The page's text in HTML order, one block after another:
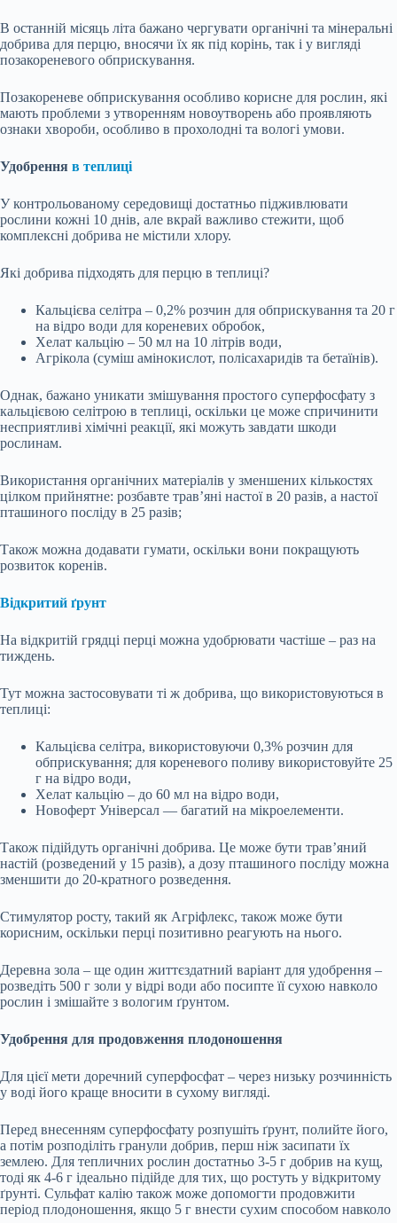
В останній місяць літа бажано чергувати органічні та мінеральні
добрива для перцю, вносячи їх як під корінь, так і у вигляді
позакореневого обприскування.
Позакореневе обприскування особливо корисне для рослин, які
мають проблеми з утворенням новоутворень або проявляють
ознаки хвороби, особливо в прохолодні та вологі умови.
Удобрення в теплиці
У контрольованому середовищі достатньо підживлювати
рослини кожні 10 днів, але вкрай важливо стежити, щоб
комплексні добрива не містили хлору.
Які добрива підходять для перцю в теплиці?
Кальцієва селітра – 0,2% розчин для обприскування та 20 г
на відро води для кореневих обробок,
Хелат кальцію – 50 мл на 10 літрів води,
Агрікола (суміш амінокислот, полісахаридів та бетаїнів).
Однак, бажано уникати змішування простого суперфосфату з
кальцієвою селітрою в теплиці, оскільки це може спричинити
несприятливі хімічні реакції, які можуть завдати шкоди
рослинам.
Використання органічних матеріалів у зменшених кількостях
цілком прийнятне: розбавте трав’яні настої в 20 разів, а настої
пташиного посліду в 25 разів;
Також можна додавати гумати, оскільки вони покращують
розвиток коренів.
Відкритий ґрунт
На відкритій грядці перці можна удобрювати частіше – раз на
тиждень.
Тут можна застосовувати ті ж добрива, що використовуються в
теплиці:
Кальцієва селітра, використовуючи 0,3% розчин для
обприскування; для кореневого поливу використовуйте 25
г на відро води,
Хелат кальцію – до 60 мл на відро води,
Новоферт Універсал — багатий на мікроелементи.
Також підійдуть органічні добрива. Це може бути трав’яний
настій (розведений у 15 разів), а дозу пташиного посліду можна
зменшити до 20-кратного розведення.
Стимулятор росту, такий як Агріфлекс, також може бути
корисним, оскільки перці позитивно реагують на нього.
Деревна зола – ще один життєздатний варіант для удобрення –
розведіть 500 г золи у відрі води або посипте її сухою навколо
рослин і змішайте з вологим ґрунтом.
Удобрення для продовження плодоношення
Для цієї мети доречний суперфосфат – через низьку розчинність
у воді його краще вносити в сухому вигляді.
Перед внесенням суперфосфату розпушіть ґрунт, полийте його,
а потім розподіліть гранули добрив, перш ніж засипати їх
землею. Для тепличних рослин достатньо 3-5 г добрив на кущ,
тоді як 4-6 г ідеально підійде для тих, що ростуть у відкритому
ґрунті. Сульфат калію також може допомогти продовжити
період плодоношення, якщо 5 г внести сухим способом навколо